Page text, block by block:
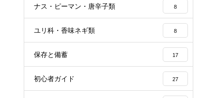
ナス・ピーマン・唐辛子類 8
ユリ科・香味ネギ類 8
保存と備蓄 17
初心者ガイド 27